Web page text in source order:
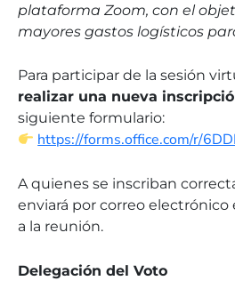
plataforma Zoom, con el
mayores gastos logísticos
Para participar de la sesión
realizar una nueva
siguiente formulario:
https://forms.office.com/r/
A quienes se inscriban
enviará por correo electrónico
a la reunión.
Delegación del Voto